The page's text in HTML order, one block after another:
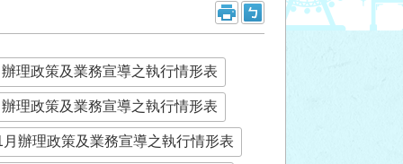
理政策及業務宣導之執行情形表
理政策及業務宣導之執行情形表
辦理政策及業務宣導之執行情形表